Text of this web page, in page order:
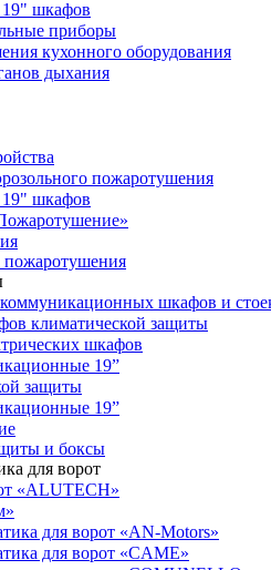
шкафов
приборы
кухонного оборудования
дыхания
пожаротушения
шкафов
пожаротушения
шкафов и
климатической защиты
шкафов
19”
защиты
19”
и боксы
для ворот
«ALUTECH»
для ворот «AN-Motors»
для ворот «CAME»